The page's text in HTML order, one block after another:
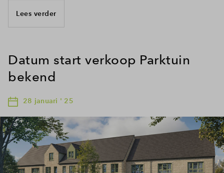
Lees verder
Datum start verkoop Parktuin
bekend
28 januari ' 25